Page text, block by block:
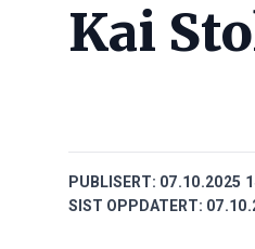
Kai
PUBLISERT: 07.10.2025
SIST OPPDATERT: